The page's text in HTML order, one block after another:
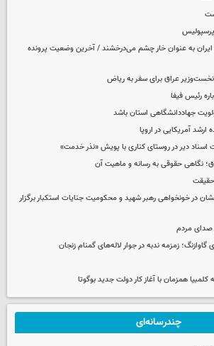
ایران به عنوان خار چشم می‌درخشند / آخرین وضعیت پرونده
عراق برای سفر به ریاض
رئیس فیفا
جهاددانشگاهی استان باشد
ارشد آمریکایی در اروپا
اسناد دیر در روستای کناری با پویش «نذر خدمت»
نگاهی حقوقی به رسانه و ماهیت آن
در خونخواهی رهبر شهید و محکومیت جنایات استکبار برگزار
صدای مردم
زمزمه ندبه در جوار لاله‌های گمنام زنجان
همزمان با آغاز کار دولت جدید بوگوتا
چندرسانه‌ای